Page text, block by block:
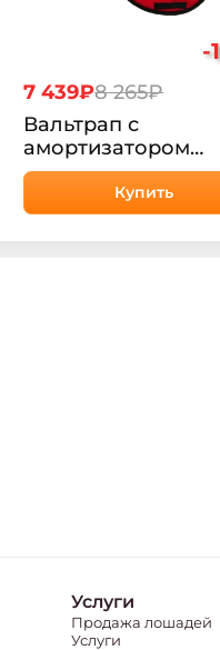
-
7 439₽8 265₽
Вальтрап с
амортизатором
HorsePlanet
Купить
Услуги
Продажа лошадей
Услуги